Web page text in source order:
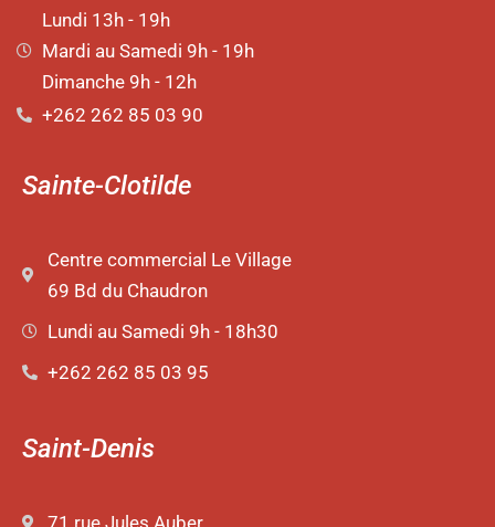
Lundi 13h - 19h
Mardi au Samedi 9h - 19h
Dimanche 9h - 12h
+262 262 85 03 90
Sainte-Clotilde
Centre commercial Le Village
69 Bd du Chaudron
Lundi au Samedi 9h - 18h30
+262 262 85 03 95
Saint-Denis
71 rue Jules Auber